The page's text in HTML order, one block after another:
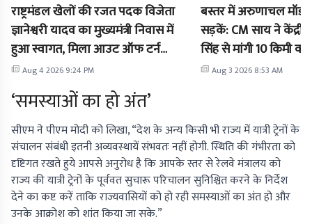
राष्ट्रमंडल खेलों की रजत पदक विजेता
ज्ञानेश्वरी यादव का मुख्यमंत्री निवास में
हुआ स्वागत, मिला आउट ऑफ टर्न
प्रमोशन
Aug 4 2026 9:24 PM
बस्तर में अरुणाचल
सड़कें: CM साय ने केंद्रीय
सिंह से मांगी 10 किमी
छूटAug 3 2026 8:53 AM
‘समस्याओं का हो अंत’
सीएम ने पीएम मोदी को लिखा, “देश के अन्य किसी भी राज्य में यात्री ट्रेनों के
संचालन संबंधी इतनी अव्यवस्थायें संभवतः नहीं होगी. स्थिति की गंभीरता को
दृष्टिगत रखते हुये आपसे अनुरोध है कि आपके स्तर से रेलवे मंत्रालय को
राज्य की यात्री ट्रेनों के पूर्ववत सुचारू परिचालन सुनिश्चित करने के निर्देश
देने का कष्ट करें ताकि राज्यवासियों को हो रही समस्याओं का अंत हो और
उनके आक्रोश को शांत किया जा सके.”